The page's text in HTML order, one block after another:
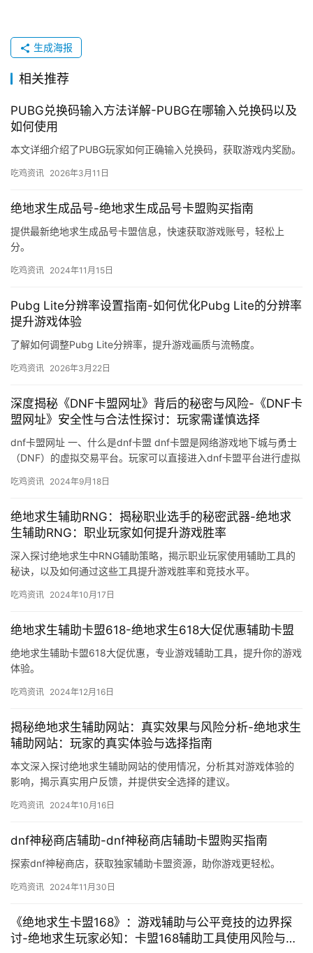
生成海报
相关推荐
PUBG兑换码输入方法详解-PUBG在哪输入兑换码以及
如何使用
本文详细介绍了PUBG玩家如何正确输入兑换码，获取游戏内奖励。
吃鸡资讯 2026年3月11日
绝地求生成品号-绝地求生成品号卡盟购买指南
提供最新绝地求生成品号卡盟信息，快速获取游戏账号，轻松上
分。
吃鸡资讯 2024年11月15日
Pubg Lite分辨率设置指南-如何优化Pubg Lite的分辨率
提升游戏体验
了解如何调整Pubg Lite分辨率，提升游戏画质与流畅度。
吃鸡资讯 2026年3月22日
深度揭秘《DNF卡盟网址》背后的秘密与风险-《DNF卡
盟网址》安全性与合法性探讨：玩家需谨慎选择
dnf卡盟网址 一、什么是dnf卡盟 dnf卡盟是网络游戏地下城与勇士
（DNF）的虚拟交易平台。玩家可以直接进入dnf卡盟平台进行虚拟
吃鸡资讯 2024年9月18日
绝地求生辅助RNG：揭秘职业选手的秘密武器-绝地求
生辅助RNG：职业玩家如何提升游戏胜率
深入探讨绝地求生中RNG辅助策略，揭示职业玩家使用辅助工具的
秘诀，以及如何通过这些工具提升游戏胜率和竞技水平。
吃鸡资讯 2024年10月17日
绝地求生辅助卡盟618-绝地求生618大促优惠辅助卡盟
绝地求生辅助卡盟618大促优惠，专业游戏辅助工具，提升你的游戏
体验。
吃鸡资讯 2024年12月16日
揭秘绝地求生辅助网站：真实效果与风险分析-绝地求生
辅助网站：玩家的真实体验与选择指南
本文深入探讨绝地求生辅助网站的使用情况，分析其对游戏体验的
影响，揭示真实用户反馈，并提供安全选择的建议。
吃鸡资讯 2024年10月16日
dnf神秘商店辅助-dnf神秘商店辅助卡盟购买指南
探索dnf神秘商店，获取独家辅助卡盟资源，助你游戏更轻松。
吃鸡资讯 2024年11月30日
《绝地求生卡盟168》：游戏辅助与公平竞技的边界探
讨-绝地求生玩家必知：卡盟168辅助工具使用风险与利